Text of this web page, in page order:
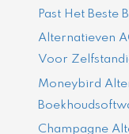
Past Het Beste
Alternatieven
Voor
Moneybird
Champagne